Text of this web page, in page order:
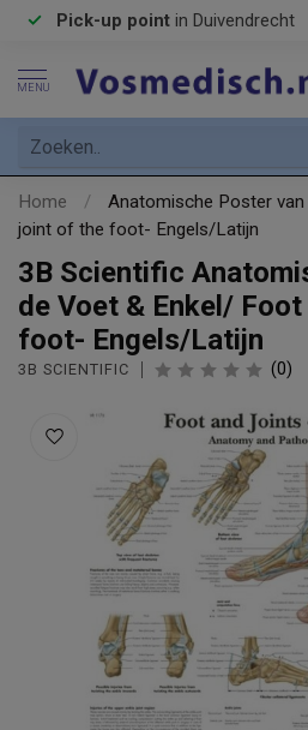
Pick-up point in Duivendrecht
MENU
Home /
Anatomische Poster
joint of the foot- Engels/Latijn
3B Scientific
de Voet & Enkel/
foot- Engels/Latijn
3B SCIENTIFIC (0)